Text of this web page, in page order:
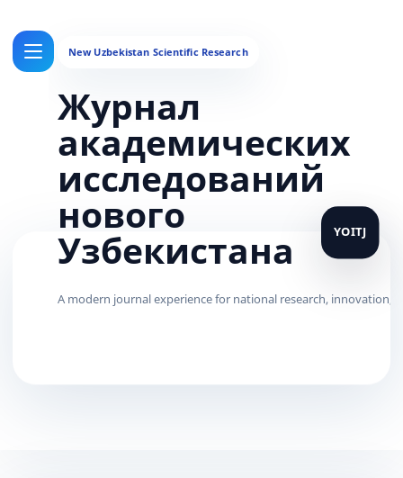
Журнал
академических
исследований
нового
Узбекистана